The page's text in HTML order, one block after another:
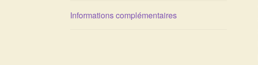
Informations complémentaires